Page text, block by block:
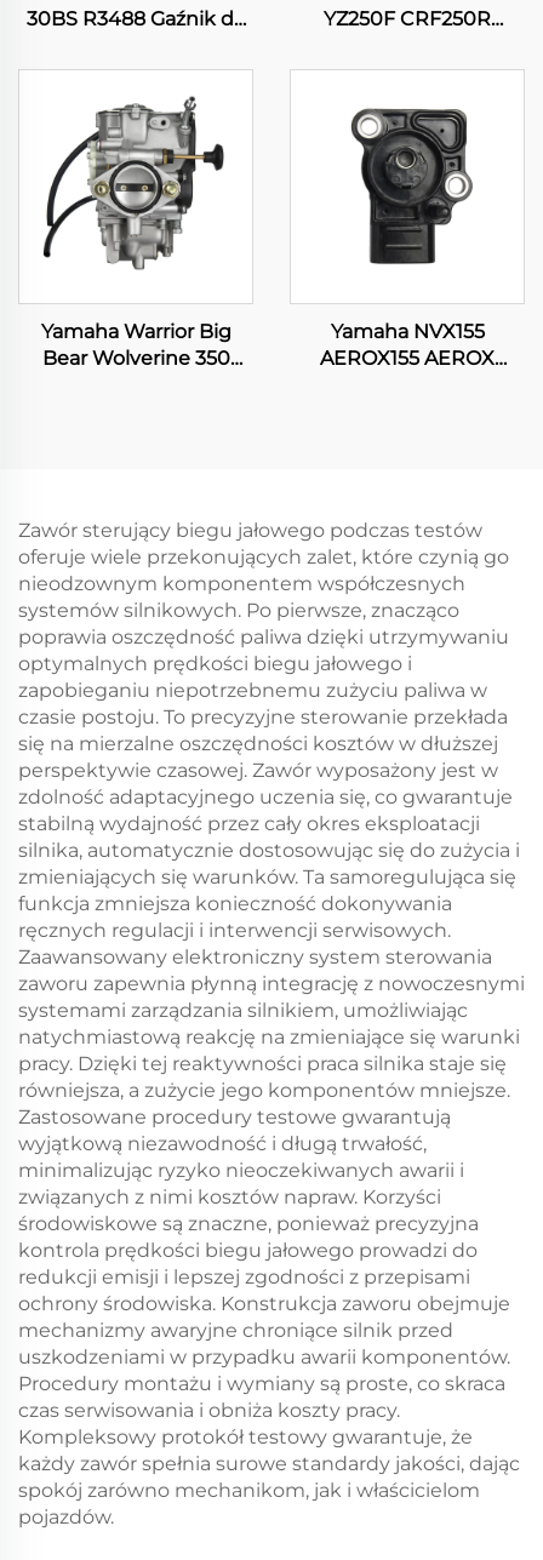
30BS R3488 Gaźnik do
skutera, silnika
YZ250F CRF250R
KX250F Gaźnik do
Yamaha Warrior Big
Bear Wolverine 350
Yamaha NVX155
AEROX155 AEROX
Zawór sterujący biegu jałowego podczas testów
oferuje wiele przekonujących zalet, które czynią go
nieodzownym komponentem współczesnych
systemów silnikowych. Po pierwsze, znacząco
poprawia oszczędność paliwa dzięki utrzymywaniu
optymalnych prędkości biegu jałowego i
zapobieganiu niepotrzebnemu zużyciu paliwa w
czasie postoju. To precyzyjne sterowanie przekłada
się na mierzalne oszczędności kosztów w dłuższej
perspektywie czasowej. Zawór wyposażony jest w
zdolność adaptacyjnego uczenia się, co gwarantuje
stabilną wydajność przez cały okres eksploatacji
silnika, automatycznie dostosowując się do zużycia i
zmieniających się warunków. Ta samoregulująca się
funkcja zmniejsza konieczność dokonywania
ręcznych regulacji i interwencji serwisowych.
Zaawansowany elektroniczny system sterowania
zaworu zapewnia płynną integrację z nowoczesnymi
systemami zarządzania silnikiem, umożliwiając
natychmiastową reakcję na zmieniające się warunki
pracy. Dzięki tej reaktywności praca silnika staje się
równiejsza, a zużycie jego komponentów mniejsze.
Zastosowane procedury testowe gwarantują
wyjątkową niezawodność i długą trwałość,
minimalizując ryzyko nieoczekiwanych awarii i
związanych z nimi kosztów napraw. Korzyści
środowiskowe są znaczne, ponieważ precyzyjna
kontrola prędkości biegu jałowego prowadzi do
redukcji emisji i lepszej zgodności z przepisami
ochrony środowiska. Konstrukcja zaworu obejmuje
mechanizmy awaryjne chroniące silnik przed
uszkodzeniami w przypadku awarii komponentów.
Procedury montażu i wymiany są proste, co skraca
czas serwisowania i obniża koszty pracy.
Kompleksowy protokół testowy gwarantuje, że
każdy zawór spełnia surowe standardy jakości, dając
spokój zarówno mechanikom, jak i właścicielom
pojazdów.